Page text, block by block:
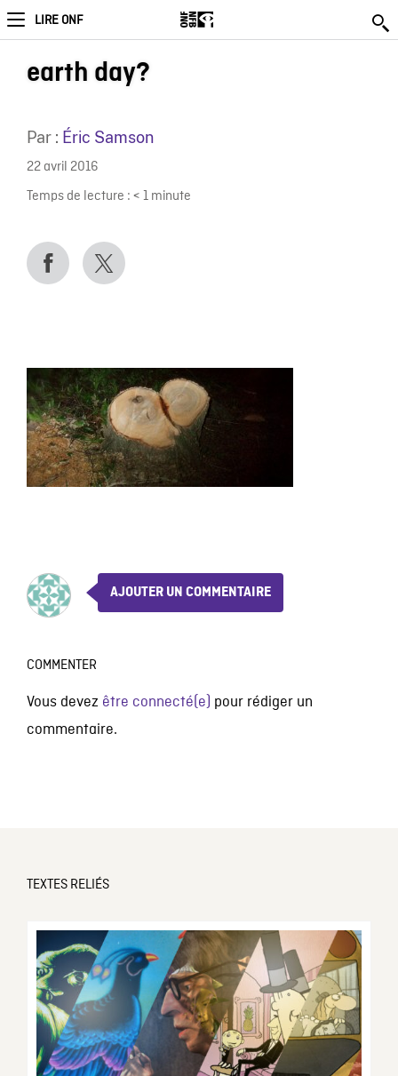
LIRE ONF
earth day?
Par : Éric Samson
22 avril 2016
Temps de lecture : < 1 minute
AJOUTER UN COMMENTAIRE
COMMENTER
Vous devez être connecté(e) pour rédiger un
commentaire.
TEXTES RELIÉS